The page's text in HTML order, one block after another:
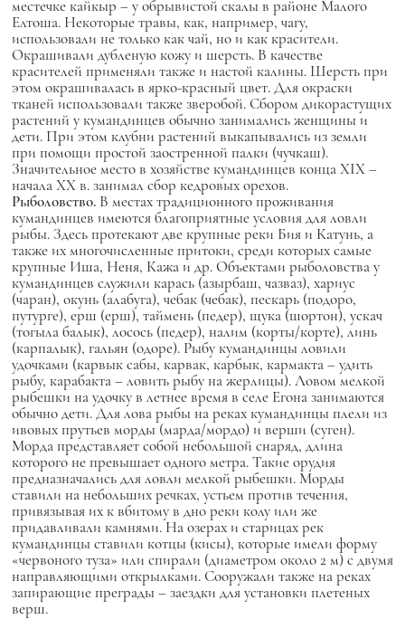
местечке кайкыр – у обрывистой скалы в районе Малого
Елтоша. Некоторые травы, как, например, чагу,
использовали не только как чай, но и как красители.
Окрашивали дубленую кожу и шерсть. В качестве
красителей применяли также и настой калины. Шерсть при
этом окрашивалась в ярко-красный цвет. Для окраски
тканей использовали также зверобой. Сбором дикорастущих
растений у кумандинцев обычно занимались женщины и
дети. При этом клубни растений выкапывались из земли
при помощи простой заостренной палки (чучкаш).
Значительное место в хозяйстве кумандинцев конца XIX –
начала XX в. занимал сбор кедровых орехов.
Рыболовство. В местах традиционного проживания
кумандинцев имеются благоприятные условия для ловли
рыбы. Здесь протекают две крупные реки Бия и Катунь, а
также их многочисленные притоки, среди которых самые
крупные Иша, Неня, Кажа и др. Объектами рыболовства у
кумандинцев служили карась (азырбаш, чазваз), хариус
(чаран), окунь (алабуга), чебак (чебак), пескарь (пoдoрo,
путурге), ерш (ерш), таймень (педер), щука (шортон), ускач
(тогыла балык), лосось (педер), налим (корты/корте), линь
(карпалык), гальян (одоре). Рыбу кумандинцы ловили
удочками (карвык сабы, карвак, карбык, кармакта – удить
рыбу, карабакта – ловить рыбу на жерлицы). Ловом мелкой
рыбешки на удочку в летнее время в селе Егона занимаются
обычно дети. Для лова рыбы на реках кумандинцы плели из
ивовых прутьев морды (марда/мордо) и верши (суген).
Морда представляет собой небольшой снаряд, длина
которого не превышает одного метра. Такие орудия
предназначались для ловли мелкой рыбешки. Морды
ставили на небольших речках, устьем против течения,
привязывая их к вбитому в дно реки колу или же
придавливали камнями. На озерах и старицах рек
кумандинцы ставили котцы (кисы), которые имели форму
«червоного туза» или спирали (диаметром около 2 м) с двумя
направляющими открылками. Сооружали также на реках
запирающие преграды – заездки для установки плетеных
верш.